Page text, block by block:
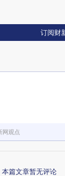
订阅财
网观点
本篇文章暂无评论